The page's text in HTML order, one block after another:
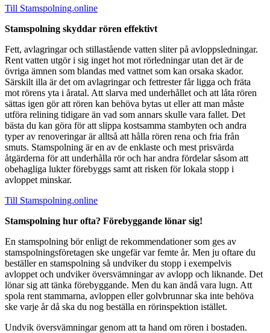
Till Stamspolning.online
Stamspolning skyddar rören effektivt
Fett, avlagringar och stillastående vatten sliter på avloppsledningar.
Rent vatten utgör i sig inget hot mot rörledningar utan det är de
övriga ämnen som blandas med vattnet som kan orsaka skador.
Särskilt illa är det om avlagringar och fettrester får ligga och fräta
mot rörens yta i åratal. Att slarva med underhållet och att låta rören
sättas igen gör att rören kan behöva bytas ut eller att man måste
utföra relining tidigare än vad som annars skulle vara fallet. Det
bästa du kan göra för att slippa kostsamma stambyten och andra
typer av renoveringar är alltså att hålla rören rena och fria från
smuts. Stamspolning är en av de enklaste och mest prisvärda
åtgärderna för att underhålla rör och har andra fördelar såsom att
obehagliga lukter förebyggs samt att risken för lokala stopp i
avloppet minskar.
Till Stamspolning.online
Stamspolning hur ofta? Förebyggande lönar sig!
En stamspolning bör enligt de rekommendationer som ges av
stamspolningsföretagen ske ungefär var femte år. Men ju oftare du
beställer en stamspolning så undviker du stopp i exempelvis
avloppet och undviker översvämningar av avlopp och liknande. Det
lönar sig att tänka förebyggande. Men du kan ändå vara lugn. Att
spola rent stammarna, avloppen eller golvbrunnar ska inte behöva
ske varje år då ska du nog beställa en rörinspektion istället.
Undvik översvämningar genom att ta hand om rören i bostaden.